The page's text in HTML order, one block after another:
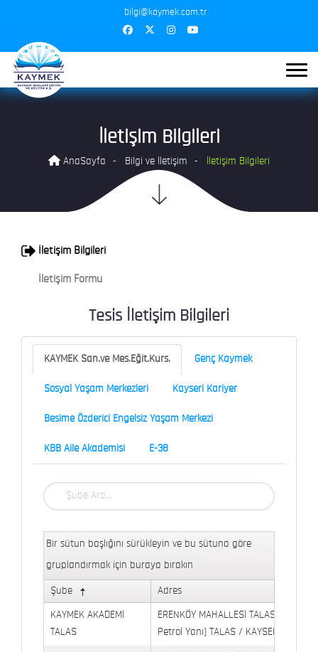
bilgi@kaymek.com.tr
İletişim Bilgileri
AnaSayfa Bilgi ve İletişim İletişim Bilgileri
İletişim Bilgileri
İletişim Formu
Tesis İletişim Bilgileri
KAYMEK San.ve Mes.Eğit.Kurs. Genç Kaymek
Sosyal Yaşam Merkezleri Kayseri Kariyer
Besime Özderici Engelsiz Yaşam Merkezi
KBB Aile Akademisi E-38
Bir sütun başlığını sürükleyin ve bu sütuna göre
gruplandırmak için buraya bırakın
Şube Adres
KAYMEK AKADEMİ
TALAS
ERENKÖY MAHALLESİ TALAS
Petrol Yanı) TALAS / KAYSERİ